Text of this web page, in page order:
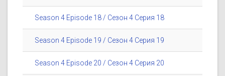
Season 4 Episode 18 / Сезон 4 Серия 18
Season 4 Episode 19 / Сезон 4 Серия 19
Season 4 Episode 20 / Сезон 4 Серия 20